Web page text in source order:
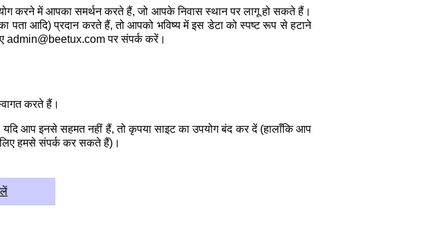
करने में आपका समर्थन करते हैं, जो आपके निवास स्थान पर लागू हो सकते हैं।
आदि) प्रदान करते हैं, तो आपको भविष्य में इस डेटा को स्पष्ट रूप से हटाने
admin@beetux.com पर संपर्क करें।
करते हैं।
आप इनसे सहमत नहीं हैं, तो कृपया साइट का उपयोग बंद कर दें (हालाँकि आप
हमसे संपर्क कर सकते हैं)।